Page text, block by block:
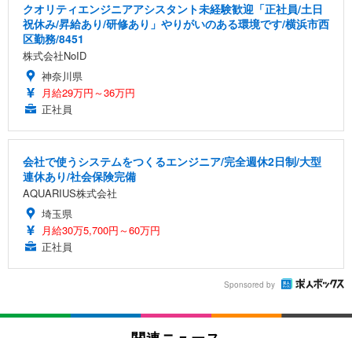
クオリティエンジニアアシスタント未経験歓迎「正社員/土日
祝休み/昇給あり/研修あり」やりがいのある環境です/横浜市西
区勤務/8451
株式会社NoID
神奈川県
月給29万円～36万円
正社員
会社で使うシステムをつくるエンジニア/完全週休2日制/大型
連休あり/社会保険完備
AQUARIUS株式会社
埼玉県
月給30万5,700円～60万円
正社員
Sponsored by